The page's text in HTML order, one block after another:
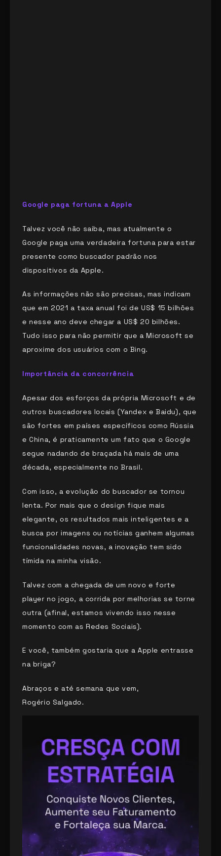
Google paga fortuna a Apple
Talvez você não saiba, mas atualmente o
Google paga uma verdadeira fortuna para estar
presente como buscador padrão nos
dispositivos da Apple.
As informações não são precisas, mas indicam
que em 2021 a taxa anual foi de US$ 15 bilhões
e nesse ano deve chegar a US$ 20 bilhões.
Tudo isso para não permitir que a Microsoft se
aproxime dos usuários com o Bing.
Importância da concorrência
Apesar dos esforços da própria Microsoft e de
outros buscadores locais (Yandex e Baidu), que
são fortes em países específicos como Rússia
e China, é praticamente um fato que o Google
segue nadando de braçada há mais de uma
década, especialmente no Brasil.
Com isso, a evolução do buscador se tornou
lenta. Por mais que o design fique mais
elegante, os resultados mais inteligentes e a
busca por imagens ou notícias ganhem algumas
funcionalidades novas, a inovação tem sido
tímida na minha visão.
Talvez com a chegada de um novo e forte
player no jogo, a corrida por melhorias se torne
outra (afinal, estamos vivendo isso nesse
momento com as Redes Sociais).
E você, também gostaria que a Apple entrasse
na briga?
Abraços e até semana que vem,
Rogério Salgado.